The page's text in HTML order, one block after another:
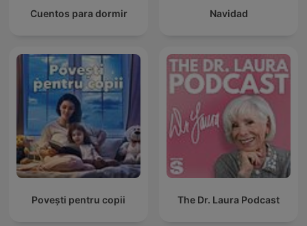
Cuentos para dormir Navidad
Povești pentru copii The Dr. Laura Podcast